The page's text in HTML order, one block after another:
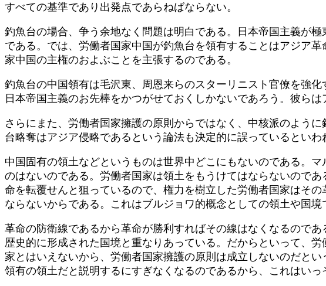
すべての基準であり出発点であらねばならない。
釣魚台の場合、争う余地なく問題は明白である。日本帝国主義が
である。では、労働者国家中国が釣魚台を領有することはアジア
家中国の主権のおよぶことを主張するのである。
釣魚台の中国領有は毛沢東、周恩来らのスターリニスト官僚を強
日本帝国主義のお先棒をかつがせておくしかないであろう。彼ら
さらにまた、労働者国家擁護の原則からではなく、中核派のよう
台略奪はアジア侵略であるという論法も決定的に誤っているといわ
中国固有の領土などというものは世界中どこにもないのである。
のはないのである。労働者国家は領土をもうけてはならないので
命を転覆せんと狙っているので、権力を樹立した労働者国家はそ
ならないからである。これはブルジョワ的概念としての領土や国境
革命の防衛線であるから革命が勝利すればその線はなくなるので
歴史的に形成された国境と重なりあっている。だからといって、
家とはいえないから、労働者国家擁護の原則は成立しないのだと
領有の領土だと説明するにすぎなくなるのであるから、これはい